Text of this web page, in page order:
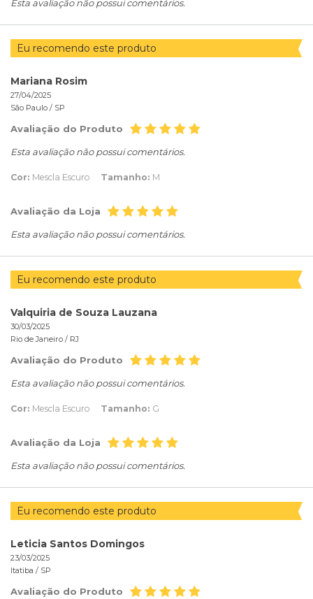
Esta avaliação não possui comentários.
Eu recomendo este produto
Mariana Rosim
27/04/2025
São Paulo / SP
Avaliação do Produto
Esta avaliação não possui comentários.
Cor: Mescla Escuro Tamanho: M
Avaliação da Loja
Esta avaliação não possui comentários.
Eu recomendo este produto
Valquiria de Souza Lauzana
30/03/2025
Rio de Janeiro / RJ
Avaliação do Produto
Esta avaliação não possui comentários.
Cor: Mescla Escuro Tamanho: G
Avaliação da Loja
Esta avaliação não possui comentários.
Eu recomendo este produto
Leticia Santos Domingos
23/03/2025
Itatiba / SP
Avaliação do Produto